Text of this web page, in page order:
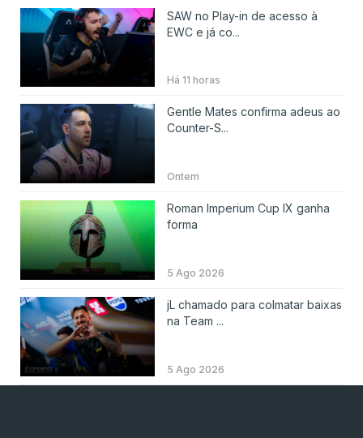
SAW no Play-in de acesso à
EWC e já co...
Há 11 horas
Gentle Mates confirma adeus ao
Counter-S...
Ontem
Roman Imperium Cup IX ganha
forma
5 Ago 2026
jL chamado para colmatar baixas
na Team ...
5 Ago 2026